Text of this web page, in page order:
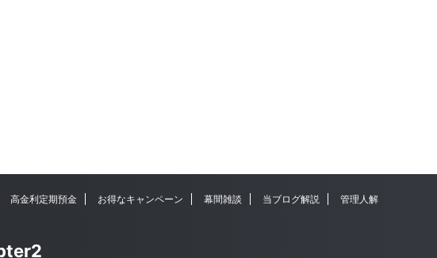
高金利定期預金 お得なキャンペーン 幕間雑談 当ブログ解説
管理人解